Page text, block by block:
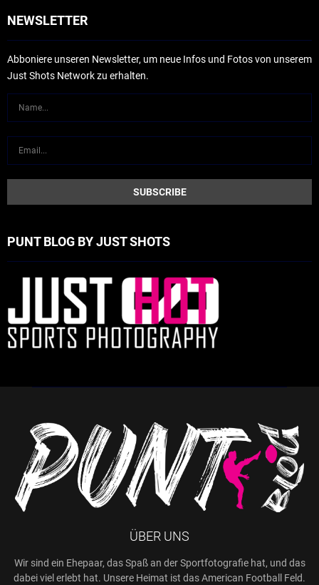
NEWSLETTER
Abboniere unseren Newsletter, um neue Infos und Fotos von unserem
Just Shots Network zu erhalten.
PUNT BLOG BY JUST SHOTS
ÜBER UNS
Wir sind ein Ehepaar, das Spaß an der Sportfotografie hat, und das
dabei viel erlebt hat. Unsere Heimat ist das American Football Feld.